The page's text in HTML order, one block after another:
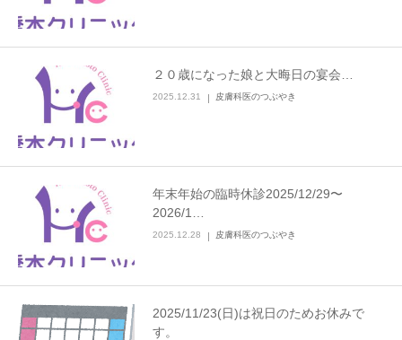
２０歳になった娘と大晦日の宴会…
2025.12.31 皮膚科医のつぶやき
年末年始の臨時休診2025/12/29〜
2026/1…
2025.12.28 皮膚科医のつぶやき
2025/11/23(日)は祝日のためお休みで
す。